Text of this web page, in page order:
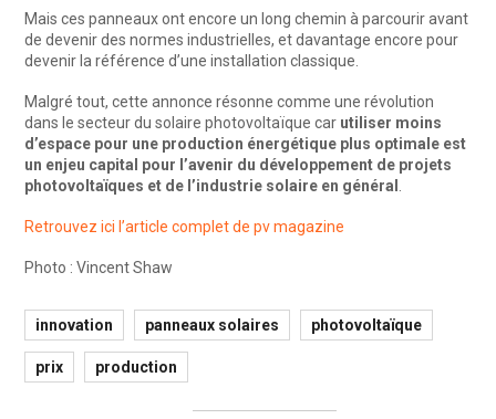
Mais ces panneaux ont encore un long chemin à parcourir avant
de devenir des normes industrielles, et davantage encore pour
devenir la référence d’une installation classique.
Malgré tout, cette annonce résonne comme une révolution
dans le secteur du solaire photovoltaïque car utiliser moins
d’espace pour une production énergétique plus optimale est
un enjeu capital pour l’avenir du développement de projets
photovoltaïques et de l’industrie solaire en général .
Retrouvez ici l’article complet de pv magazine
Photo : Vincent Shaw
innovation panneaux solaires photovoltaïque
prix production